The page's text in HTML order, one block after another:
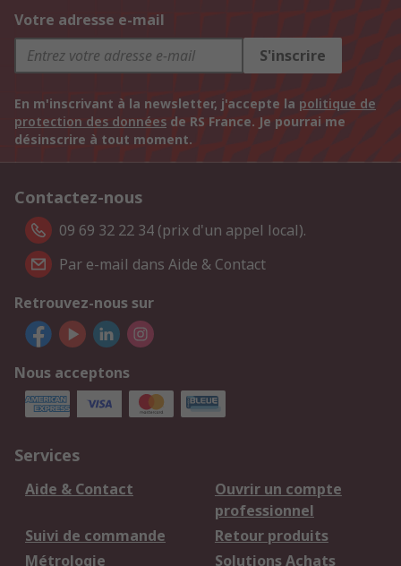
Votre adresse e-mail
S'inscrire
En m'inscrivant à la newsletter, j'accepte la politique de
protection des données de RS France. Je pourrai me
désinscrire à tout moment.
Contactez-nous
09 69 32 22 34 (prix d'un appel local).
Par e-mail dans Aide & Contact
Retrouvez-nous sur
Nous acceptons
Services
Aide & Contact
Ouvrir un compte
professionnel
Suivi de commande
Retour produits
Métrologie
Solutions Achats